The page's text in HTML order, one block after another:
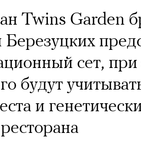
Twins Garden
Березуцких
сет,
будут
и